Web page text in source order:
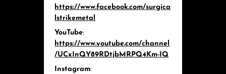
https://www.facebook.com/surgica
lstrikemetal
YouTube:
https://www.youtube.com/channel
/UCxInQY89RDtjbMRPQ4Km-IQ
Instagram: